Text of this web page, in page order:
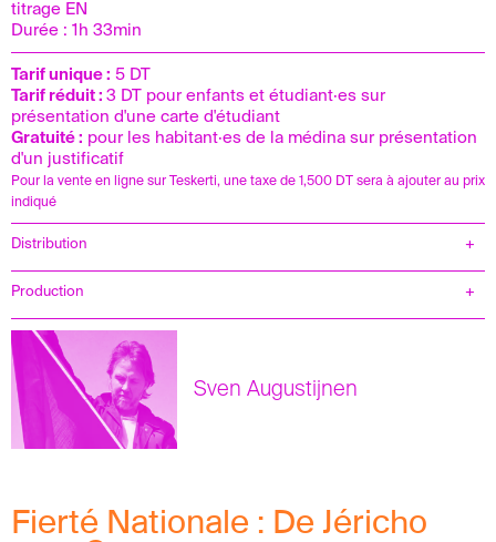
Fierté Nationale : De Jéricho
titrage EN
Durée : 1h 33min
Tarif unique : 5 DT
Tarif réduit : 3 DT pour enfants et étudiant·es sur
présentation d'une carte d'étudiant
Gratuité : pour les habitant·es de la médina sur présentation
d'un justificatif
Pour la vente en ligne sur Teskerti, une taxe de 1,500 DT sera à ajouter au prix
indiqué
Distribution
Conception et imageSven Augustijnen
Protagoniste
Avecle général Tawfiq Al-Tirawi, le
lieutenant Ayat Housheiya, Hassan Saleh,
Mahmoud al-Aloul, Mahmoud Abbas,
Lina, Zeina, Khaled Yasser Arafat
et Zubayda Zankari, Aisha Bargouthi-Saifi,
Yaël Dayan, Jannat
Boris Belay
Montage Mathieu Haessler
Production
Auguste Orts, coproduit par Projections, Cobra
Films
Avec le soutien
du Centre du cinéma et de l'audiovisuel de la
Fédération Wallonie-Bruxelles, du S.M.A.K., du
Fonds des Amis d’Auguste Orts,
Genève, du collectif dimanche des curatrices
Bénédicte le Pimpec et Isaline Vuille,
Sven Augustijnen